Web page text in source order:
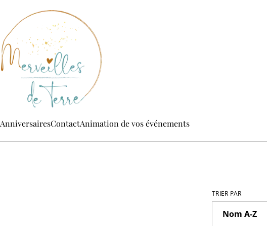
AnniversairesContactAnimation de vos événements
TRIER PAR